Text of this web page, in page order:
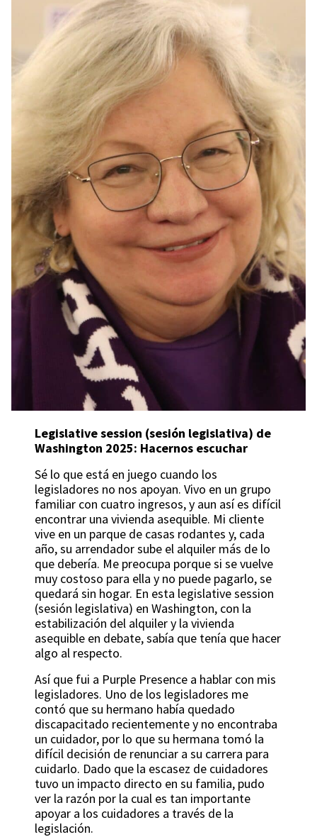
Legislative session (sesión legislativa) de
Washington 2025: Hacernos escuchar
Sé lo que está en juego cuando los
legisladores no nos apoyan. Vivo en un grupo
familiar con cuatro ingresos, y aun así es difícil
encontrar una vivienda asequible. Mi cliente
vive en un parque de casas rodantes y, cada
año, su arrendador sube el alquiler más de lo
que debería. Me preocupa porque si se vuelve
muy costoso para ella y no puede pagarlo, se
quedará sin hogar. En esta legislative session
(sesión legislativa) en Washington, con la
estabilización del alquiler y la vivienda
asequible en debate, sabía que tenía que hacer
algo al respecto.
Así que fui a Purple Presence a hablar con mis
legisladores. Uno de los legisladores me
contó que su hermano había quedado
discapacitado recientemente y no encontraba
un cuidador, por lo que su hermana tomó la
difícil decisión de renunciar a su carrera para
cuidarlo. Dado que la escasez de cuidadores
tuvo un impacto directo en su familia, pudo
ver la razón por la cual es tan importante
apoyar a los cuidadores a través de la
legislación.